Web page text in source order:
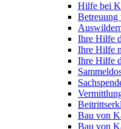
Hilfe bei
Betreuung
Ihre Hilfe
Ihre Hilfe
Ihre Hilfe
Bau von
Bau von